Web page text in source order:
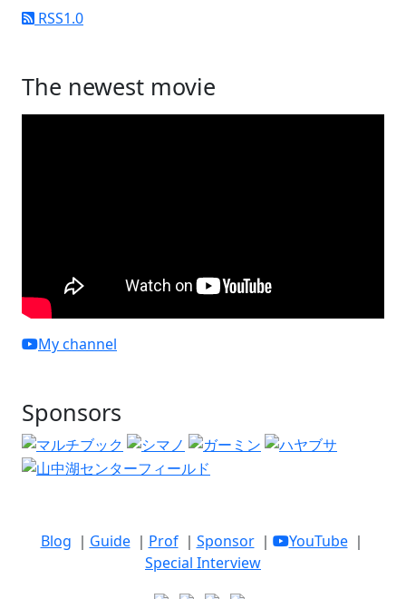
RSS1.0
The newest movie
My channel
Sponsors
Blog ｜ Guide｜ Prof｜ Sponsor｜ YouTube｜
Special Interview